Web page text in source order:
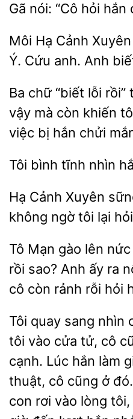
nói: “Cô hắn
Môi Hạ Cảnh Xuyên
Ý.
anh. Anh
Ba chữ “biết lỗi
mà còn khiến
việc bị hắn chửi
tĩnh nhìn
Hạ Cảnh Xuyên
ngờ tôi lại
Tô Mạn gào lên
rồi sao?
ấy ra
cô còn rảnh rỗi hỏi
Tôi quay sang nhìn
tôi vào cửa tử, cô
cạnh. Lúc hắn làm
thuật, cô cũng ở
con rơi vào lòng